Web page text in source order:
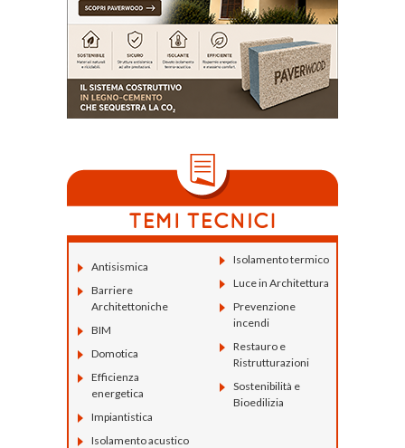
Antisismica
Barriere
Architettoniche
BIM
Domotica
Efficienza
energetica
Impiantistica
Isolamento acustico
Isolamento termico
Luce in Architettura
Prevenzione
incendi
Restauro e
Ristrutturazioni
Sostenibilità e
Bioedilizia